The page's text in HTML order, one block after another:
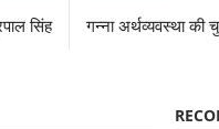
सिंह गन्ना अर्थव्यवस्था की